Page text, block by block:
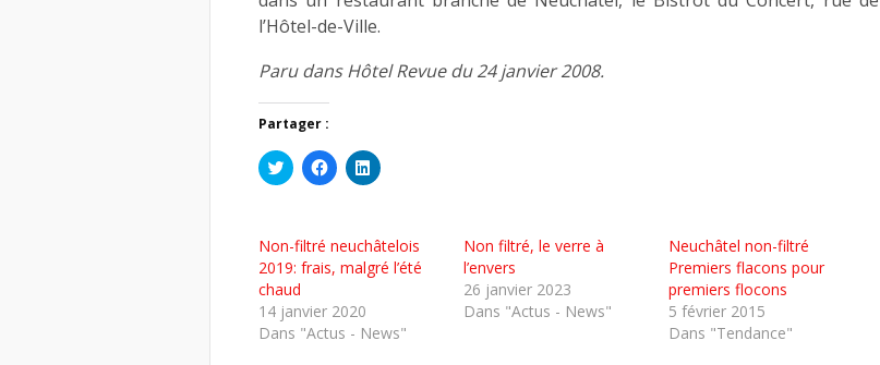
l’Hôtel-de-Ville.
Paru dans Hôtel Revue du 24 janvier 2008.
Partager :
Cliquez
pour
dans
une
nouvelle
fenêtre)
Cliquez
pour
une
nouvelle
fenêtre)
Cliquez
pour
dans
une
nouvelle
fenêtre)
Non-filtré neuchâtelois
2019: frais, malgré l’été
chaud
14 janvier 2020
Dans "Actus - News"
Non filtré, le verre à
l’envers
26 janvier 2023
Dans "Actus - News"
Neuchâtel non-filtré
Premiers flacons pour
premiers flocons
5 février 2015
Dans "Tendance"